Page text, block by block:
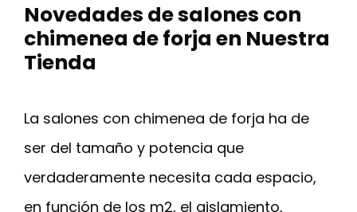
Novedades de salones con
chimenea de forja en Nuestra
Tienda
La salones con chimenea de forja ha de
ser del tamaño y potencia que
verdaderamente necesita cada espacio,
en función de los m2, el aislamiento,